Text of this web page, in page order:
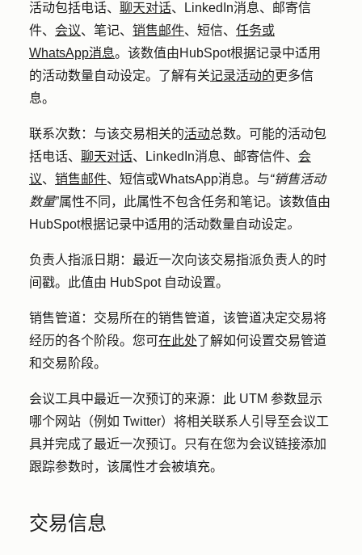
活动包括电话、 聊天对话、LinkedIn消息、邮寄信
件、 会议、笔记、 销售邮件、短信、 任务或
WhatsApp消息。该数值由HubSpot根据记录中适用
的活动数量自动设定。了解有关记录活动的更多信
息。
联系次数： 与该交易相关的活动总数。可能的活动包
括电话、 聊天对话、LinkedIn消息、邮寄信件、 会
议、 销售邮件、短信或WhatsApp消息。与“销售活动
数量”属性不同 ， 此属性不包含任务和笔记。该数值由
HubSpot根据记录中适用的活动数量自动设定。
负责人指派日期： 最近一次向该交易指派负责人的时
间戳。此值由 HubSpot 自动设置。
销售管道： 交易所在的销售管道，该管道决定交易将
经历的各个阶段。您可在此处了解如何设置交易管道
和交易阶段。
会议工具中最近一次预订的来源 ：此 UTM 参数显示
哪个网站（例如 Twitter）将相关联系人引导至会议工
具并完成了最近一次预订。只有在您为会议链接添加
跟踪参数时，该属性才会被填充。
交易信息